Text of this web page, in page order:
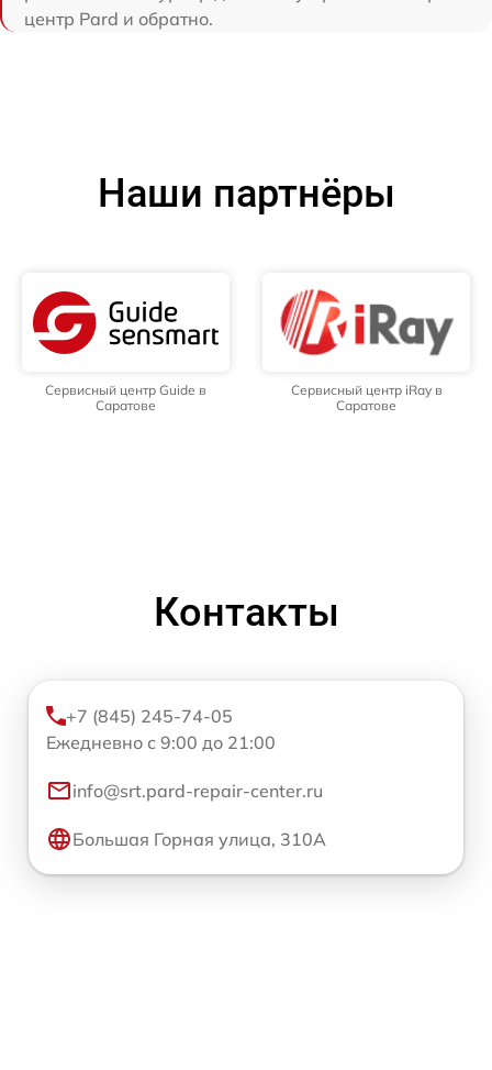
центр Pard и обратно.
Наши партнёры
Сервисный центр Guide в
Саратове
Сервисный центр iRay в
Саратове
Контакты
+7 (845) 245-74-05
Ежедневно с 9:00 до 21:00
info@srt.pard-repair-center.ru
Большая Горная улица, 310А